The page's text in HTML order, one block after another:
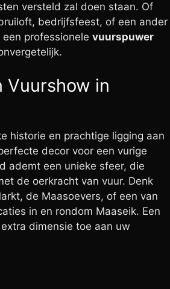
versteld zal doen staan. Of
bedrijfsfeest, of een ander
professionele vuurspuwer
Vuurshow in
historie en prachtige ligging aan
decor voor een vurige
ademt een unieke sfeer, die
de oerkracht van vuur. Denk
de Maasoevers, of een van
in en rondom Maaseik. Een
dimensie toe aan uw